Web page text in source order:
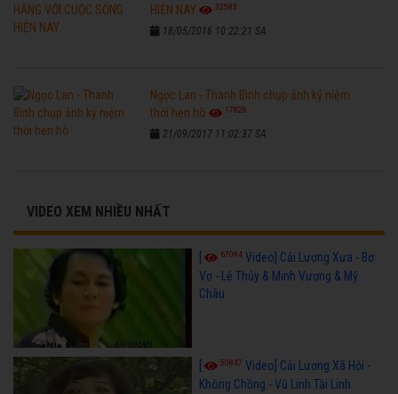
HIỆN NAY
32583
18/05/2016 10:22:21 SA
Ngọc Lan - Thanh Bình chụp ảnh kỷ niệm
thời hẹn hò
17828
21/09/2017 11:02:37 SA
VIDEO XEM NHIỀU NHẤT
[ 67094 Video] Cải Lương Xưa - Bơ
Vơ - Lệ Thủy & Minh Vương & Mỹ
Châu
50847 Video] Cải Lương Xã Hội -
Không Chồng - Vũ Linh Tài Linh